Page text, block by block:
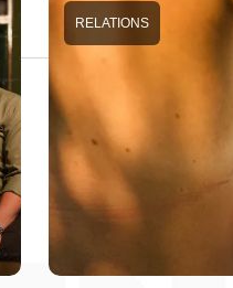
RELATIONS